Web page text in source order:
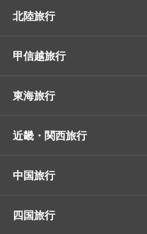
北陸旅行
甲信越旅行
東海旅行
近畿・関西旅行
中国旅行
四国旅行